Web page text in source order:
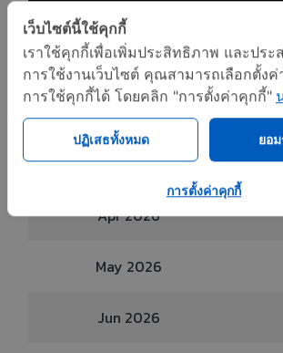
Jan 2026
Feb 2026
Mar 2026
Apr 2026
May 2026
Jun 2026
เว็บไซต์นี้ใช้คุกกี้
เราใช้คุกกี้เพื่อเพิ่มประสิทธิภาพ และปร
การใช้งานเว็บไซต์ คุณสามารถเลือกตั้ง
การใช้คุกกี้ได้ โดยคลิก "การตั้งค่าคุกกี้"
ปฏิเสธทั้งหมด ยอ
การตั้งค่าคุกกี้